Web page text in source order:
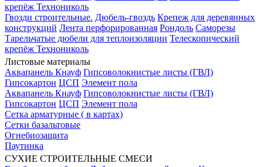
крепёж Технониколь
Гвозди строительные. Дюбель-гвоздь Крепеж для деревянных
конструкций Лента перфорированная Рондоль Саморезы
Тарельчатые дюбели для теплоизоляции Телескопический
крепёж Технониколь
Листовые материалы
Аквапанель Кнауф Гипсоволокнистые листы (ГВЛ)
Гипсокартон ЦСП Элемент пола
Аквапанель Кнауф Гипсоволокнистые листы (ГВЛ)
Гипсокартон ЦСП Элемент пола
Сетка арматурные ( в картах)
Сетки базальтовые
Огнебиозащита
Паутинка
СУХИЕ СТРОИТЕЛЬНЫЕ СМЕСИ